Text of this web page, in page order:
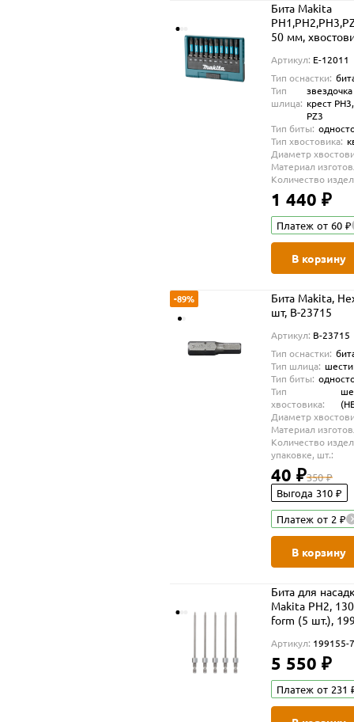
Бита Makita
50 мм,
Артикул: E-12011
Тип оснастки:
Тип
шлица: крест
PZ3
Тип биты:
Тип хвостовика:
Диаметр
Материал
Количество
1 440 ₽
Платеж от 60 ₽
В корзину
-89%
Бита Makita,
шт, B-23715
Артикул: B-23715
Тип оснастки:
Тип шлица:
Тип биты:
Тип
хвостовика:
Диаметр
Материал
Количество
упаковке, шт.:
40 ₽350 ₽
Выгода 310 ₽
Платеж от 2 ₽
В корзину
Бита для
Makita PH2,
form (5 шт.),
Артикул: 199155-
5 550 ₽
Платеж от 231